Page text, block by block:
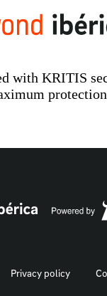
with KRITIS
Privacy policy